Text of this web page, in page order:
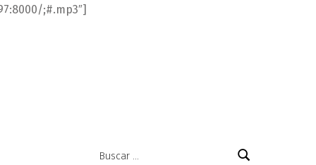
;#.mp3″]